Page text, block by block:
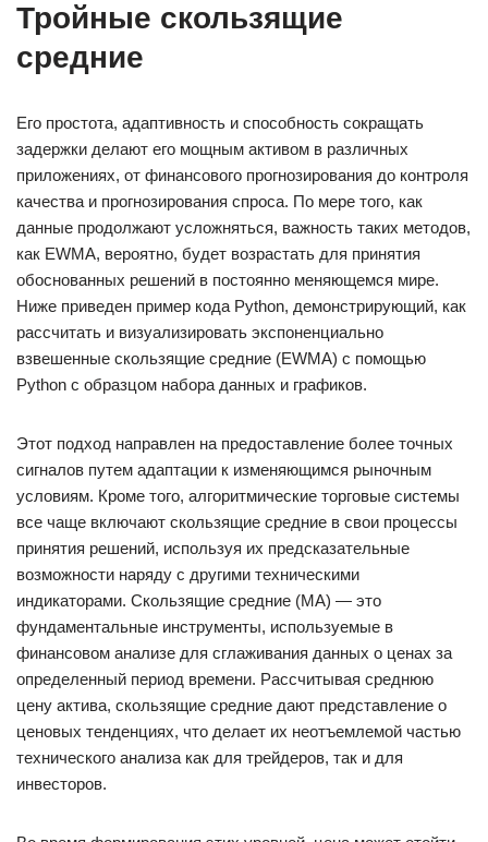
Тройные скользящие
средние
Его простота, адаптивность и способность сокращать
задержки делают его мощным активом в различных
приложениях, от финансового прогнозирования до контроля
качества и прогнозирования спроса. По мере того, как
данные продолжают усложняться, важность таких методов,
как EWMA, вероятно, будет возрастать для принятия
обоснованных решений в постоянно меняющемся мире.
Ниже приведен пример кода Python, демонстрирующий, как
рассчитать и визуализировать экспоненциально
взвешенные скользящие средние (EWMA) с помощью
Python с образцом набора данных и графиков.
Этот подход направлен на предоставление более точных
сигналов путем адаптации к изменяющимся рыночным
условиям. Кроме того, алгоритмические торговые системы
все чаще включают скользящие средние в свои процессы
принятия решений, используя их предсказательные
возможности наряду с другими техническими
индикаторами. Скользящие средние (MA) — это
фундаментальные инструменты, используемые в
финансовом анализе для сглаживания данных о ценах за
определенный период времени. Рассчитывая среднюю
цену актива, скользящие средние дают представление о
ценовых тенденциях, что делает их неотъемлемой частью
технического анализа как для трейдеров, так и для
инвесторов.